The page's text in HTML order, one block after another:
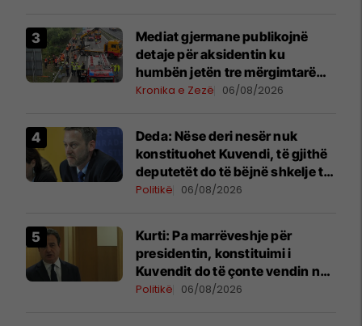
Mediat gjermane publikojnë
detaje për aksidentin ku
humbën jetën tre mërgimtarë
nga Komogllava e Ferizajt
Kronika e Zezë 06/08/2026
Deda: Nëse deri nesër nuk
konstituohet Kuvendi, të gjithë
deputetët do të bëjnë shkelje të
rëndë kushtetuese
Politikë 06/08/2026
Kurti: Pa marrëveshje për
presidentin, konstituimi i
Kuvendit do të çonte vendin në
zgjedhje të reja
Politikë 06/08/2026